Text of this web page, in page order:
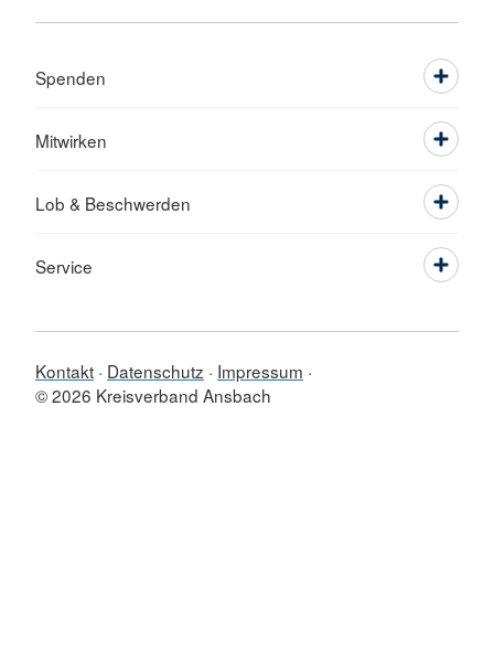
Spenden
Mitwirken
Lob & Beschwerden
Service
Kontakt Datenschutz
Impressum
© 2026 Kreisverband Ansbach